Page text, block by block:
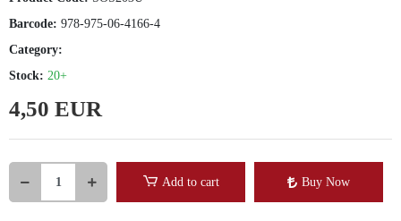
Barcode: 978-975-06-4166-4
Category:
Stock: 20+
4,50 EUR
Add to cart Buy Now